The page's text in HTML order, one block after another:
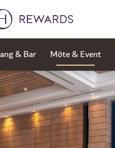
& Bar Möte & Event